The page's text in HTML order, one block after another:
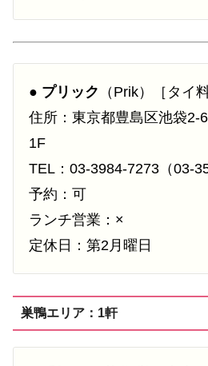
● プリック （Prik）［タイ
住所：東京都豊島区池袋2-
1F
TEL：03-3984-7273（03-
予約：可
ランチ営業：×
定休日：第2月曜日
巣鴨エリア：1軒